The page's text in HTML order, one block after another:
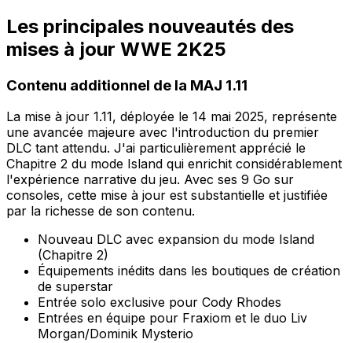
Les principales nouveautés des
mises à jour WWE 2K25
Contenu additionnel de la MAJ 1.11
La mise à jour 1.11, déployée le 14 mai 2025, représente
une avancée majeure avec l'introduction du premier
DLC tant attendu. J'ai particulièrement apprécié le
Chapitre 2 du mode Island qui enrichit considérablement
l'expérience narrative du jeu. Avec ses 9 Go sur
consoles, cette mise à jour est substantielle et justifiée
par la richesse de son contenu.
Nouveau DLC avec expansion du mode Island
(Chapitre 2)
Équipements inédits dans les boutiques de création
de superstar
Entrée solo exclusive pour Cody Rhodes
Entrées en équipe pour Fraxiom et le duo Liv
Morgan/Dominik Mysterio